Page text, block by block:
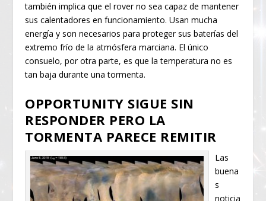
también implica que el rover no sea capaz de mantener
sus calentadores en funcionamiento. Usan mucha
energía y son necesarios para proteger sus baterías del
extremo frío de la atmósfera marciana. El único
consuelo, por otra parte, es que la temperatura no es
tan baja durante una tormenta.
OPPORTUNITY SIGUE SIN
RESPONDER PERO LA
TORMENTA PARECE REMITIR
Las
buena
s
noticia